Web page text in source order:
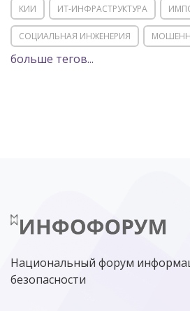
КИИ ИТ-ИНФРАСТРУКТУРА
СОЦИАЛЬНАЯ ИНЖЕНЕРИЯ
POSITIVE TECHNOLOGIES
МИНЦИФРЫ РОССИИ NGFW
больше тегов...
Национальный форум
безопасности